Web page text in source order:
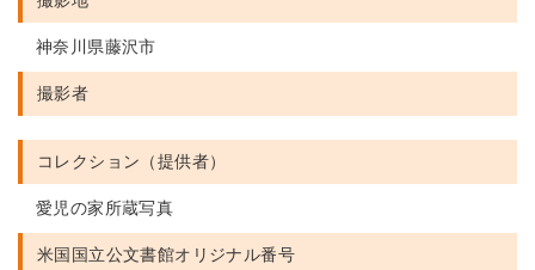
神奈川県藤沢市
撮影者
コレクション（提供者）
愛児の家所蔵写真
米国国立公文書館オリジナル番号